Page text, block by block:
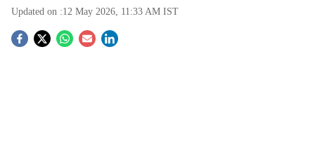
Updated on :12 May 2026, 11:33 AM IST
S